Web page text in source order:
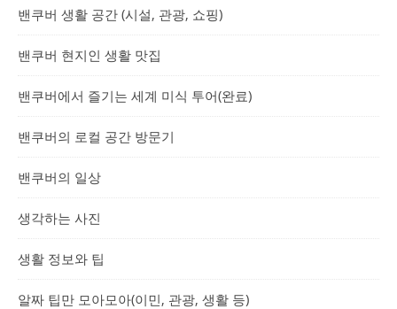
밴쿠버 생활 공간 (시설, 관광, 쇼핑)
밴쿠버 현지인 생활 맛집
밴쿠버에서 즐기는 세계 미식 투어(완료)
밴쿠버의 로컬 공간 방문기
밴쿠버의 일상
생각하는 사진
생활 정보와 팁
알짜 팁만 모아모아(이민, 관광, 생활 등)